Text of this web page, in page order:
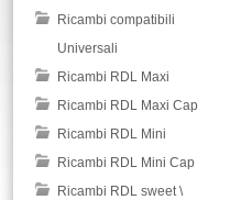
Ricambi compatibili
Universali
Ricambi RDL Maxi
Ricambi RDL Maxi Cap
Ricambi RDL Mini
Ricambi RDL Mini Cap
Ricambi RDL sweet \